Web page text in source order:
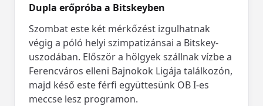
Dupla erőpróba a Bitskeyben
Szombat este két mérkőzést izgulhatnak
végig a póló helyi szimpatizánsai a Bitskey-
uszodában. Először a hölgyek szállnak vízbe a
Ferencváros elleni Bajnokok Ligája találkozón,
majd késő este férfi együttesünk OB I-es
meccse lesz programon.